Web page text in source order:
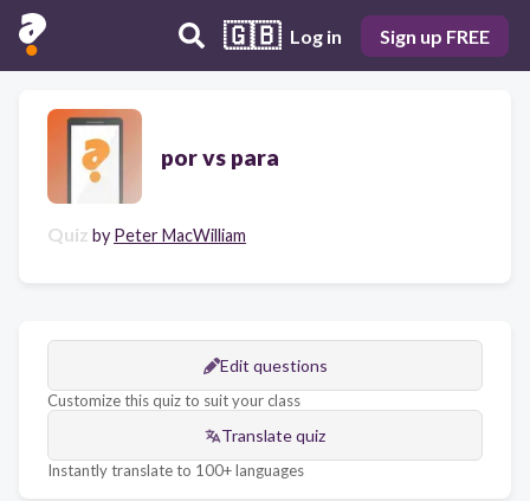
🇬🇧 Log in Sign up FREE
por vs para
Quiz by Peter MacWilliam
Edit questions
Customize this quiz to suit your class
Translate quiz
Instantly translate to 100+ languages